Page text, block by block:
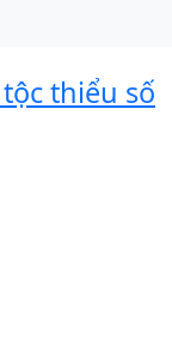
thiểu số